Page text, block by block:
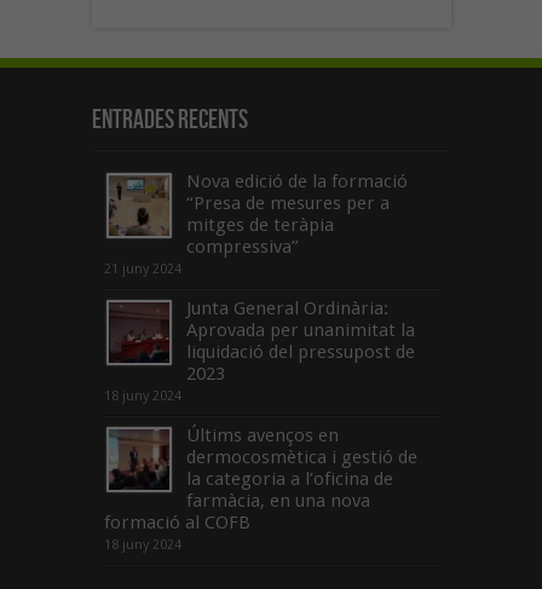
Entrades recents
Nova edició de la formació
“Presa de mesures per a
mitges de teràpia
compressiva”
21 juny 2024
Junta General Ordinària:
Aprovada per unanimitat la
liquidació del pressupost de
2023
18 juny 2024
Últims avenços en
dermocosmètica i gestió de
la categoria a l’oficina de
farmàcia, en una nova
formació al COFB
18 juny 2024